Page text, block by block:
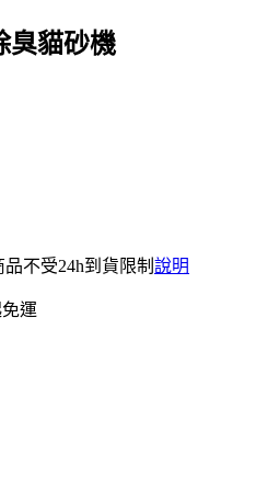
臭貓砂機
不受24h到貨限制 說明
運